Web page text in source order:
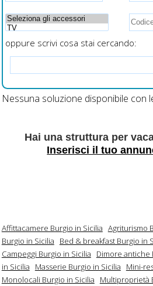
oppure scrivi cosa stai cercando:
Nessuna soluzione disponibile con
Hai una struttura per
Inserisci il tuo
Affittacamere Burgio in Sicilia Agriturismo
Burgio in Sicilia
Bed & breakfast Burgio in
Campeggi Burgio in Sicilia
Dimore antiche
in Sicilia
Masserie Burgio in Sicilia
Mini-
Monolocali Burgio in Sicilia
Multiproprietà